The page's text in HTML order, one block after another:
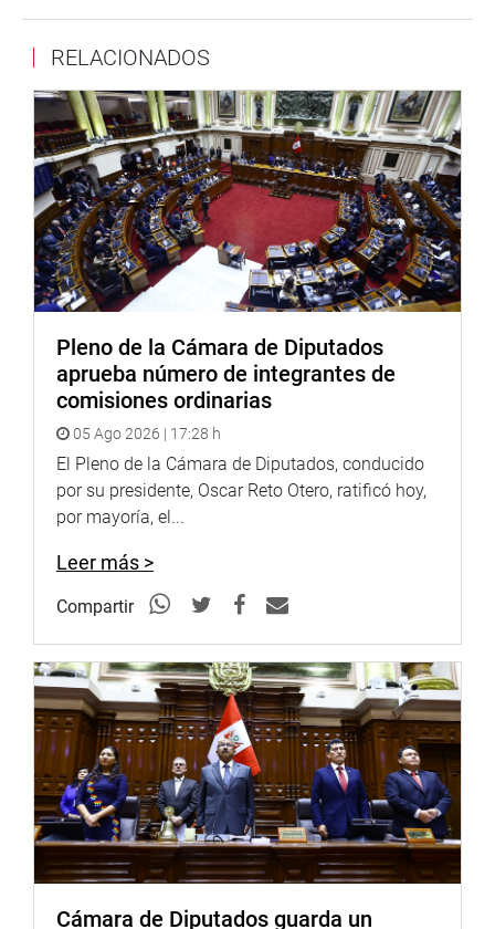
Twitter: https://twitter.com/congresoperu
Youtube: http://www.youtube.com/congresoperu
Soundcloud:https://soundcloud.com/radiocongreso
RELACIONADOS
Pleno de la Cámara de Diputados
aprueba número de integrantes de
comisiones ordinarias
05 Ago 2026 | 17:28 h
El Pleno de la Cámara de Diputados, conducido
por su presidente, Oscar Reto Otero, ratificó hoy,
por mayoría, el...
Leer más >
Compartir
Cámara de Diputados guarda un